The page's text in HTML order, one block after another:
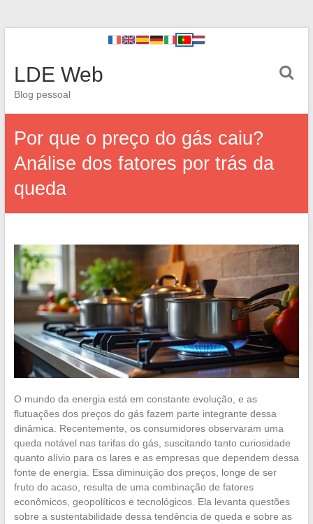
LDE Web
Blog pessoal
Por que o preço do gás caiu?
Análise dos fatores por trás da
queda
O mundo da energia está em constante evolução, e as
flutuações dos preços do gás fazem parte integrante dessa
dinâmica. Recentemente, os consumidores observaram uma
queda notável nas tarifas do gás, suscitando tanto curiosidade
quanto alívio para os lares e as empresas que dependem dessa
fonte de energia. Essa diminuição dos preços, longe de ser
fruto do acaso, resulta de uma combinação de fatores
econômicos, geopolíticos e tecnológicos. Ela levanta questões
sobre a sustentabilidade dessa tendência de queda e sobre as